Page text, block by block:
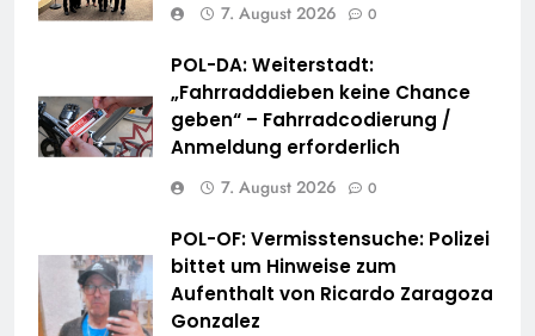
7. August 2026 0
POL-DA: Weiterstadt:
„Fahrradddieben keine Chance
geben“ – Fahrradcodierung /
Anmeldung erforderlich
7. August 2026 0
POL-OF: Vermisstensuche: Polizei
bittet um Hinweise zum
Aufenthalt von Ricardo Zaragoza
Gonzalez